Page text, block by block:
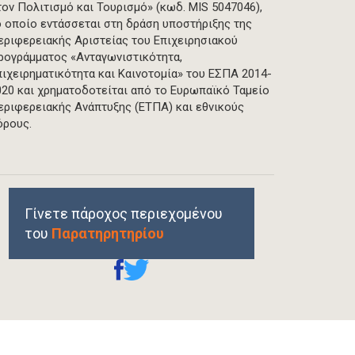
Πολιτισμό και Τουρισμό» (κωδ. MIS 5047046),
οποίο εντάσσεται στη δράση υποστήριξης της
Αριστείας του Επιχειρησιακού
«Ανταγωνιστικότητα,
και Καινοτομία» του ΕΣΠΑ 2014-
και χρηματοδοτείται από το Ευρωπαϊκό Ταμείο
Ανάπτυξης (ΕΤΠΑ) και εθνικούς
Γίνετε πάροχος περιεχομένου
του Παρατηρητηρίου